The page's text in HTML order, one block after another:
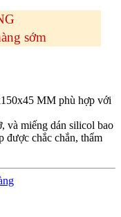
sớm
MM phù hợp với
và miếng dán silicol bao
được chắc chắn, thẩm